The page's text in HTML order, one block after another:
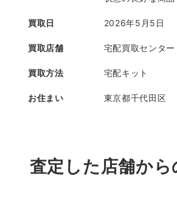
買取日 2026年5月5日
買取店舗 宅配買取センター
買取方法 宅配キット
お住まい 東京都千代田区
査定した店舗か